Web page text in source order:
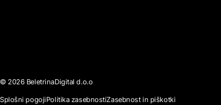
© 2026 BeletrinaDigital d.o.o
Splošni pogojiPolitika zasebnostiZasebnost in piškotki